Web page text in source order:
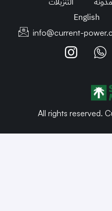
English
info@current-